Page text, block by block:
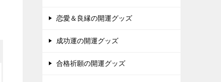
恋愛＆良縁の開運グッズ
成功運の開運グッズ
合格祈願の開運グッズ